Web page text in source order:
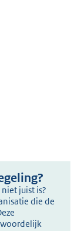
juist is?
die de